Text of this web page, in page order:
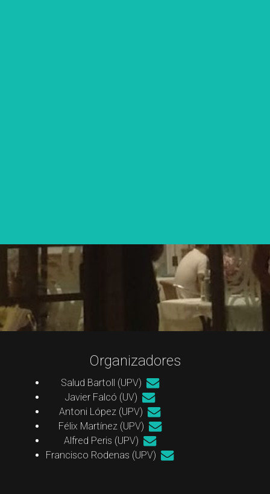
Organizadores
Salud Bartoll (UPV)
Javier Falcó (UV)
Antoni López (UPV)
Félix Martínez (UPV)
Alfred Peris (UPV)
Francisco Rodenas (UPV)